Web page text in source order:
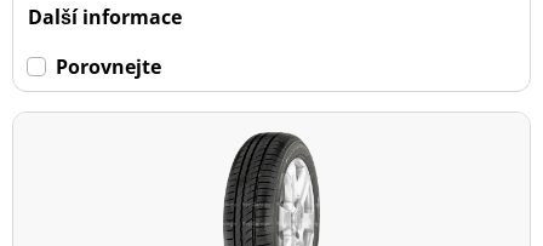
Další informace
Porovnejte